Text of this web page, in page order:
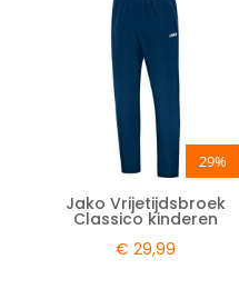
29%
Jako Vrijetijdsbroek
Classico kinderen
€ 29,99